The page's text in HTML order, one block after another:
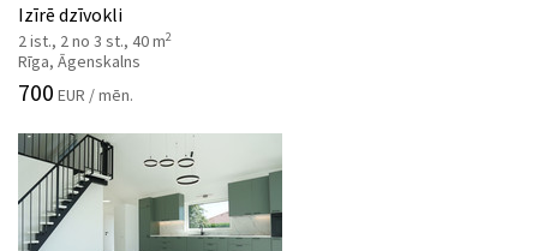
Izīrē dzīvokli
2 ist., 2 no 3 st., 40 m2
Rīga, Āgenskalns
700 EUR / mēn.